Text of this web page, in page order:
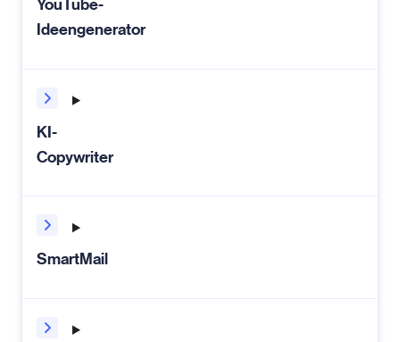
YouTube-
Ideengenerator
KI-
Copywriter
SmartMail